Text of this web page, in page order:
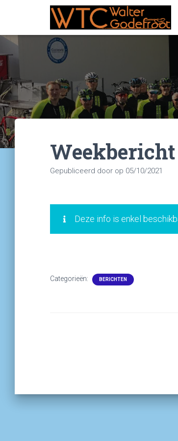
Weekbericht
Gepubliceerd door op 05/10/2021
Deze info is enkel
Categorieën: BERICHTEN